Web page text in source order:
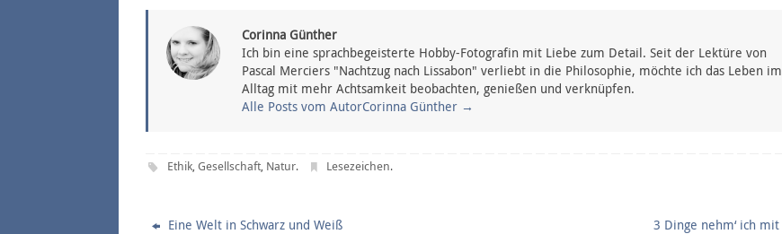
Corinna Günther
Ich bin eine sprachbegeisterte Hobby-Fotografin mit Liebe zum Detail. Seit der Lektüre von
Pascal Merciers "Nachtzug nach Lissabon" verliebt in die Philosophie, möchte ich das Leben im
Alltag mit mehr Achtsamkeit beobachten, genießen und verknüpfen.
Alle Posts vom AutorCorinna Günther →
Ethik ,Gesellschaft Natur. Lesezeichen.
Eine Welt in Schwarz und Weiß 3 Dinge nehm‘ ich mit